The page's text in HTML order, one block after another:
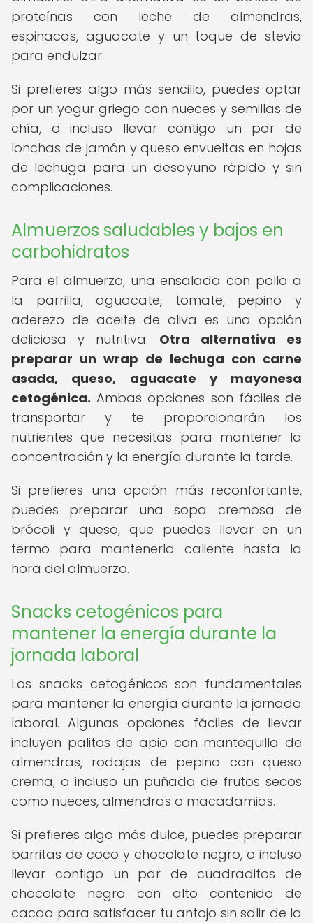
proteínas con leche de almendras,
espinacas, aguacate y un toque de stevia
para endulzar.
Si prefieres algo más sencillo, puedes optar
por un yogur griego con nueces y semillas de
chía, o incluso llevar contigo un par de
lonchas de jamón y queso envueltas en hojas
de lechuga para un desayuno rápido y sin
complicaciones.
Almuerzos saludables y bajos en
carbohidratos
Para el almuerzo, una ensalada con pollo a
la parrilla, aguacate, tomate, pepino y
aderezo de aceite de oliva es una opción
deliciosa y nutritiva. Otra alternativa es
preparar un wrap de lechuga con carne
asada, queso, aguacate y mayonesa
cetogénica. Ambas opciones son fáciles de
transportar y te proporcionarán los
nutrientes que necesitas para mantener la
concentración y la energía durante la tarde.
Si prefieres una opción más reconfortante,
puedes preparar una sopa cremosa de
brócoli y queso, que puedes llevar en un
termo para mantenerla caliente hasta la
hora del almuerzo.
Snacks cetogénicos para
mantener la energía durante la
jornada laboral
Los snacks cetogénicos son fundamentales
para mantener la energía durante la jornada
laboral. Algunas opciones fáciles de llevar
incluyen palitos de apio con mantequilla de
almendras, rodajas de pepino con queso
crema, o incluso un puñado de frutos secos
como nueces, almendras o macadamias.
Si prefieres algo más dulce, puedes preparar
barritas de coco y chocolate negro, o incluso
llevar contigo un par de cuadraditos de
chocolate negro con alto contenido de
cacao para satisfacer tu antojo sin salir de la